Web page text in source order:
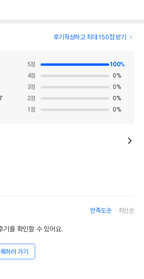
OUTWARD HOUND(노아)
후기작성하고 최대 150점 받기
5점 100%
4점 0%
3점 0%
2점 0%
1 점 0%
만족도순 최신순
기를 확인할 수 있어요.
하러 가기